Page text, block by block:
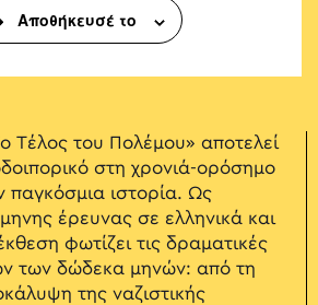
Αποθήκευσέ το
Τέλος του Πολέμου» αποτελεί
στη χρονιά-ορόσημο
παγκόσμια ιστορία. Ως
έρευνας σε ελληνικά και
φωτίζει τις δραματικές
των δώδεκα μηνών: από τη
της ναζιστικής